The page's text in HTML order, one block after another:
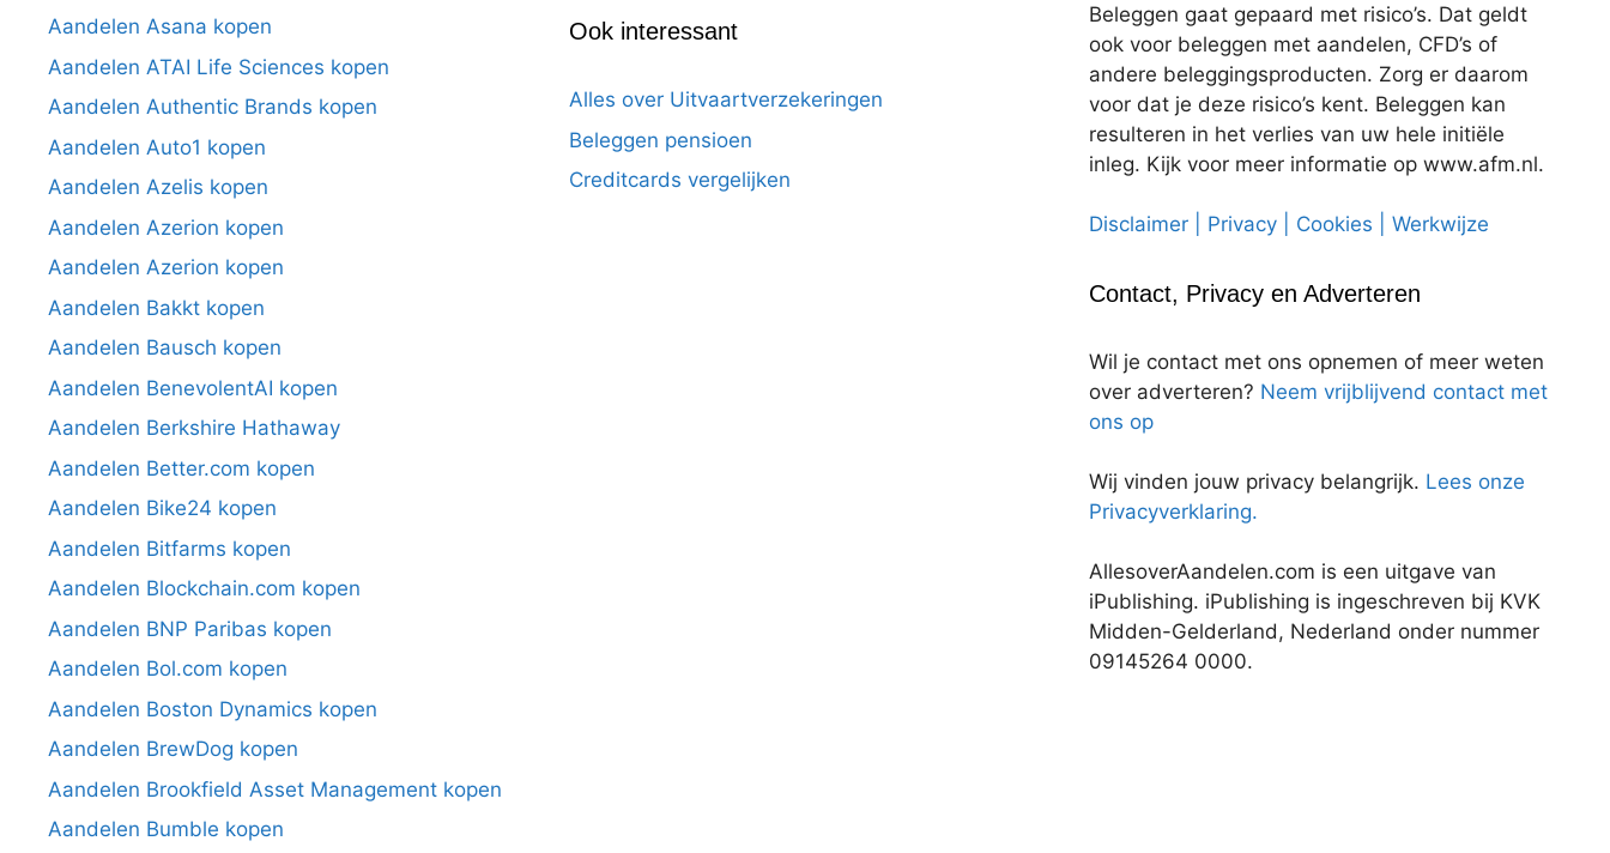
Aandelen Asana kopen
Aandelen ATAI Life Sciences kopen
Aandelen Authentic Brands kopen
Aandelen Auto1 kopen
Aandelen Azelis kopen
Aandelen Azerion kopen
Aandelen Azerion kopen
Aandelen Bakkt kopen
Aandelen Bausch kopen
Aandelen BenevolentAI kopen
Aandelen Berkshire Hathaway
Aandelen Better.com kopen
Aandelen Bike24 kopen
Aandelen Bitfarms kopen
Aandelen Blockchain.com kopen
Aandelen BNP Paribas kopen
Aandelen Bol.com kopen
Aandelen Boston Dynamics kopen
Aandelen BrewDog kopen
Aandelen Brookfield Asset Management kopen
Aandelen Bumble kopen
Ook interessant
Alles over Uitvaartverzekeringen
Beleggen pensioen
Creditcards vergelijken
Beleggen gaat gepaard met risico’s. Dat geldt
ook voor beleggen met aandelen, CFD’s of
andere beleggingsproducten. Zorg er daarom
voor dat je deze risico’s kent. Beleggen kan
resulteren in het verlies van uw hele initiële
inleg. Kijk voor meer informatie op www.afm.nl.
Disclaimer | Privacy | Cookies | Werkwijze
Contact, Privacy en Adverteren
Wil je contact met ons opnemen of meer weten
over adverteren? Neem vrijblijvend contact met
ons op
Wij vinden jouw privacy belangrijk. Lees onze
Privacyverklaring.
AllesoverAandelen.com is een uitgave van
iPublishing. iPublishing is ingeschreven bij KVK
Midden-Gelderland, Nederland onder nummer
09145264 0000.